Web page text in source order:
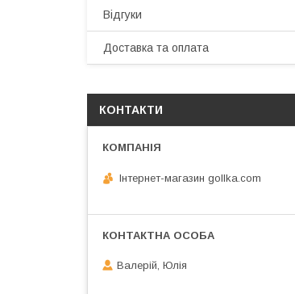
Відгуки
Доставка та оплата
КОНТАКТИ
Інтернет-магазин gollka.com
Валерій, Юлія